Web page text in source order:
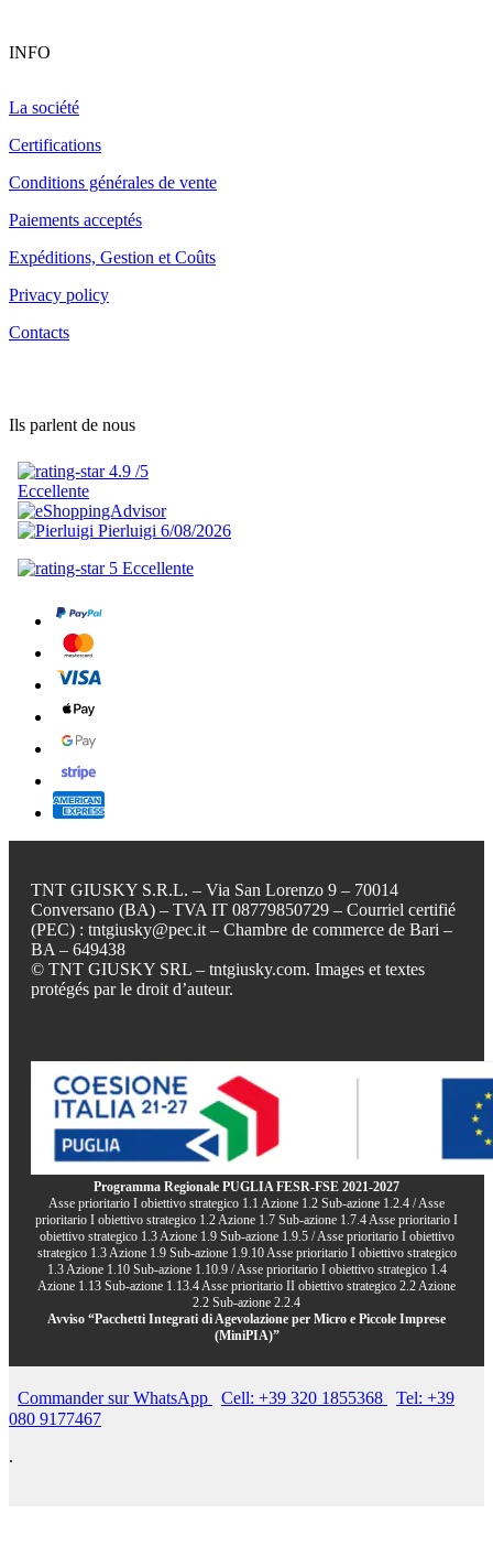
INFO
La société
Certifications
Conditions générales de vente
Paiements acceptés
Expéditions, Gestion et Coûts
Privacy policy
Contacts
Ils parlent de nous
TNT GIUSKY S.R.L. – Via San Lorenzo 9 – 70014
Conversano (BA) – TVA IT 08779850729 – Courriel certifié
(PEC) : tntgiusky@pec.it – Chambre de commerce de Bari –
BA – 649438
© TNT GIUSKY SRL – tntgiusky.com. Images et textes
protégés par le droit d’auteur.
Programma Regionale PUGLIA FESR-FSE 2021-2027
Asse prioritario I obiettivo strategico 1.1 Azione 1.2 Sub-azione 1.2.4 / Asse
prioritario I obiettivo strategico 1.2 Azione 1.7 Sub-azione 1.7.4 Asse prioritario I
obiettivo strategico 1.3 Azione 1.9 Sub-azione 1.9.5 / Asse prioritario I obiettivo
strategico 1.3 Azione 1.9 Sub-azione 1.9.10 Asse prioritario I obiettivo strategico
1.3 Azione 1.10 Sub-azione 1.10.9 / Asse prioritario I obiettivo strategico 1.4
Azione 1.13 Sub-azione 1.13.4 Asse prioritario II obiettivo strategico 2.2 Azione
2.2 Sub-azione 2.2.4
Avviso “Pacchetti Integrati di Agevolazione per Micro e Piccole Imprese
(MiniPIA)”
Commander sur WhatsApp Cell: +39 320 1855368
Tel: +39
080 9177467
.